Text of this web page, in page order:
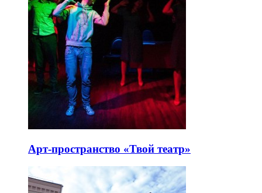
Арт-пространство «Твой театр»